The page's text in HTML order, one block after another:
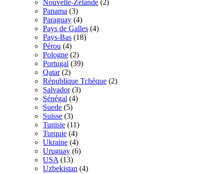
Nouvelle-Zélande (2)
Panama (3)
Paraguay (4)
Pays de Galles (4)
Pays-Bas (18)
Pérou (4)
Pologne (2)
Portugal (39)
Qatar (2)
République Tchèque (2)
Salvador (3)
Sénégal (4)
Suede (5)
Suisse (3)
Tunisie (11)
Turquie (4)
Ukraine (4)
Uruguay (6)
USA (13)
Uzbekistan (4)